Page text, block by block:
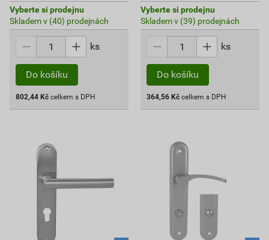
Vyberte si prodejnu
Skladem v (40) prodejnách
ks
Do košíku
802,44 Kč celkem s DPH
Vyberte si prodejnu
Skladem v (39) prodejnách
ks
Do košíku
364,56 Kč celkem s DPH